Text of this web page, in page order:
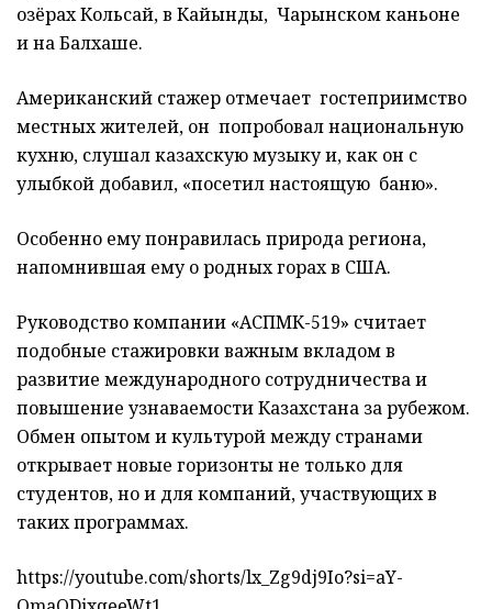
озёрах Кольсай, в Кайынды, Чарынском каньоне
и на Балхаше.
Американский стажер отмечает гостеприимство
местных жителей, он попробовал национальную
кухню, слушал казахскую музыку и, как он с
улыбкой добавил, «посетил настоящую баню».
Особенно ему понравилась природа региона,
напомнившая ему о родных горах в США.
Руководство компании «АСПМК-519» считает
подобные стажировки важным вкладом в
развитие международного сотрудничества и
повышение узнаваемости Казахстана за рубежом.
Обмен опытом и культурой между странами
открывает новые горизонты не только для
студентов, но и для компаний, участвующих в
таких программах.
https://youtube.com/shorts/lx_Zg9dj9Io?si=aY-